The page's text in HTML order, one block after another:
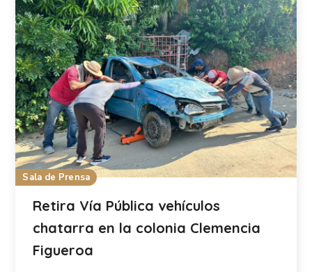
Sala de Prensa
Retira Vía Pública vehículos
chatarra en la colonia Clemencia
Figueroa